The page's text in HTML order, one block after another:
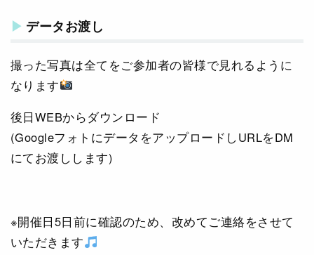
データお渡し
撮った写真は全てをご参加者の皆様で見れるように
なります
後日WEBからダウンロード
(GoogleフォトにデータをアップロードしURLをDM
にてお渡しします)
※開催日5日前に確認のため、改めてご連絡をさせて
いただきます